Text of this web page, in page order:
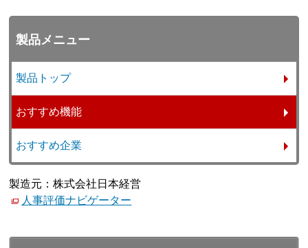
製品メニュー
製品トップ
おすすめ機能
おすすめ企業
製造元：株式会社日本経営
人事評価ナビゲーター